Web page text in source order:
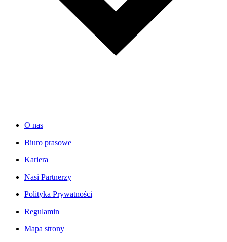
O nas
Biuro prasowe
Kariera
Nasi Partnerzy
Polityka Prywatności
Regulamin
Mapa strony